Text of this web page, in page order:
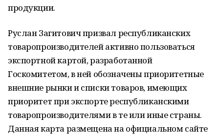
продукции.
Руслан Загитович призвал республиканских
товаропроизводителей активно пользоваться
экспортной картой, разработанной
Госкомитетом, в ней обозначены приоритетные
внешние рынки и списки товаров, имеющих
приоритет при экспорте республиканскими
товаропроизводителями в те или иные страны.
Данная карта размещена на официальном сайте